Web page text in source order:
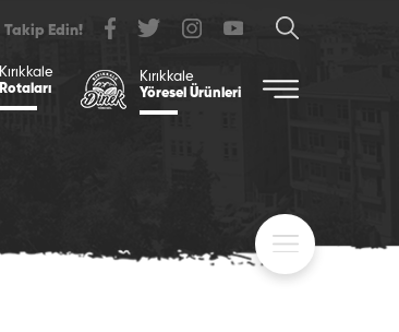
Takip Edin!
Kırıkkale
Rotaları
Kırıkkale
Yöresel Ürünleri